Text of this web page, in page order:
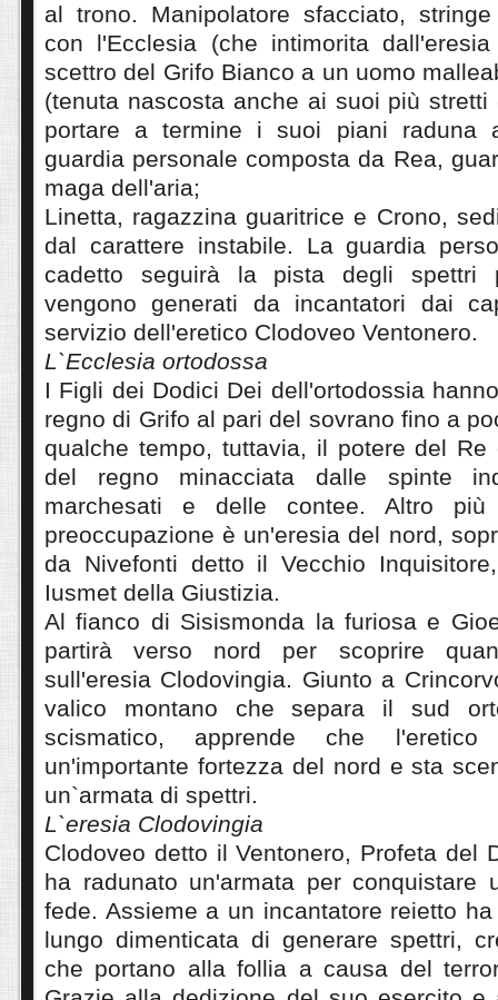
al trono. Manipolatore sfacciato,
con l'Ecclesia (che intimorita
scettro del Grifo Bianco a un uomo
(tenuta nascosta anche ai suoi più stretti
portare a termine i suoi piani raduna
guardia personale composta da Rea,
maga dell'aria;
Linetta, ragazzina guaritrice e Crono,
dal carattere instabile. La guardia
cadetto seguirà la pista degli spettri
vengono generati da incantatori dai
servizio dell'eretico Clodoveo Ventonero.
L`Ecclesia ortodossa
I Figli dei Dodici Dei dell'ortodossia
regno di Grifo al pari del sovrano fino a
qualche tempo, tuttavia, il potere del
del regno minacciata dalle spinte
marchesati e delle contee. Altro
preoccupazione è un'eresia del nord,
da Nivefonti detto il Vecchio
Iusmet della Giustizia.
Al fianco di Sisismonda la furiosa e
partirà verso nord per scoprire
sull'eresia Clodovingia. Giunto a
valico montano che separa il sud
scismatico, apprende che l'eretico
un'importante fortezza del nord e sta
un`armata di spettri.
L`eresia Clodovingia
Clodoveo detto il Ventonero, Profeta del
ha radunato un'armata per conquistare
fede. Assieme a un incantatore reietto
lungo dimenticata di generare spettri,
che portano alla follia a causa del